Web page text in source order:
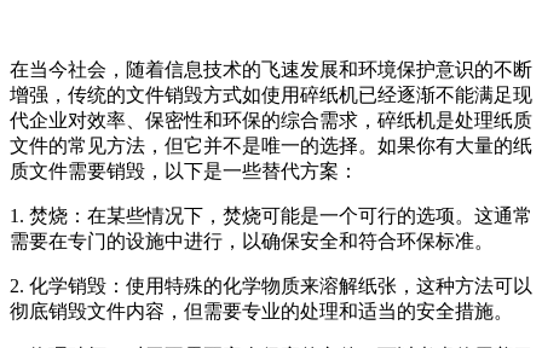
在当今社会，随着信息技术的飞速发展和环境保护意识的不断
增强，传统的文件销毁方式如使用碎纸机已经逐渐不能满足现
代企业对效率、保密性和环保的综合需求，碎纸机是处理纸质
文件的常见方法，但它并不是唯一的选择。如果你有大量的纸
质文件需要销毁，以下是一些替代方案：
1. 焚烧：在某些情况下，焚烧可能是一个可行的选项。这通常
需要在专门的设施中进行，以确保安全和符合环保标准。
2. 化学销毁：使用特殊的化学物质来溶解纸张，这种方法可以
彻底销毁文件内容，但需要专业的处理和适当的安全措施。